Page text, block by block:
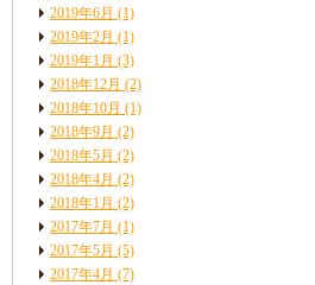
2019年6月 (1)
2019年2月 (1)
2019年1月 (3)
2018年12月 (2)
2018年10月 (1)
2018年9月 (2)
2018年5月 (2)
2018年4月 (2)
2018年1月 (2)
2017年7月 (1)
2017年5月 (5)
2017年4月 (7)